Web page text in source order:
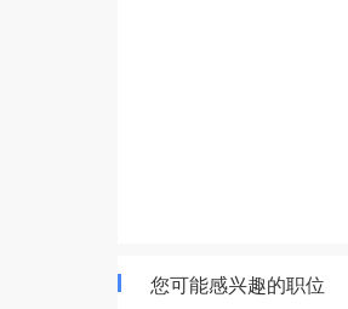
您可能感兴趣的职位